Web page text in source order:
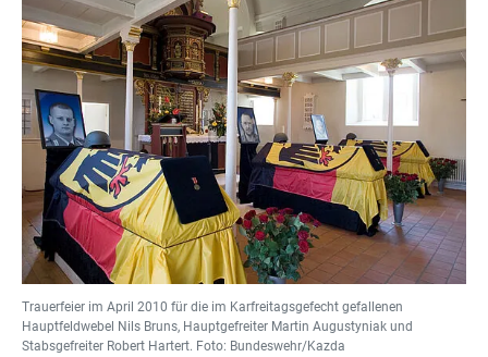
Trauerfeier im April 2010 für die im Karfreitagsgefecht gefallenen
Hauptfeldwebel Nils Bruns, Hauptgefreiter Martin Augustyniak und
Stabsgefreiter Robert Hartert. Foto: Bundeswehr/Kazda